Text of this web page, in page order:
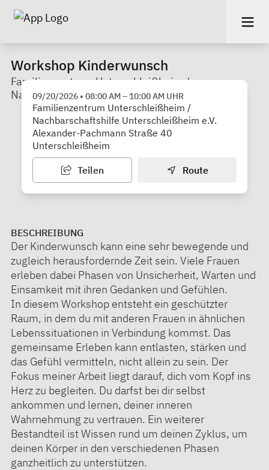
Workshop Kinderwunsch
Familienzentrum Unterschleißheim /
Nachbarschaftshilfe Unterschleißheim e.V.
09/20/2026 • 08:00 AM– 10:00 AM UHR
Familienzentrum Unterschleißheim /
Nachbarschaftshilfe Unterschleißheim e.V.
Alexander-Pachmann Straße 40
Unterschleißheim
Teilen Route
BESCHREIBUNG
Der Kinderwunsch kann eine sehr bewegende und
zugleich herausfordernde Zeit sein. Viele Frauen
erleben dabei Phasen von Unsicherheit, Warten und
Einsamkeit mit ihren Gedanken und Gefühlen.
In diesem Workshop entsteht ein geschützter
Raum, in dem du mit anderen Frauen in ähnlichen
Lebenssituationen in Verbindung kommst. Das
gemeinsame Erleben kann entlasten, stärken und
das Gefühl vermitteln, nicht allein zu sein. Der
Fokus meiner Arbeit liegt darauf, dich vom Kopf ins
Herz zu begleiten. Du darfst bei dir selbst
ankommen und lernen, deiner inneren
Wahrnehmung zu vertrauen. Ein weiterer
Bestandteil ist Wissen rund um deinen Zyklus, um
deinen Körper in den verschiedenen Phasen
ganzheitlich zu unterstützen.